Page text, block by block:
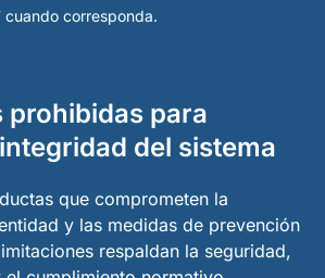
cuando corresponda.
prohibidas para
del sistema
que comprometen la
y las medidas de prevención
respaldan la seguridad,